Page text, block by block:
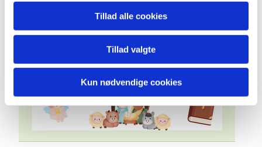
Tillad alle cookies
Tillad valgte
Kun nødvendige cookies